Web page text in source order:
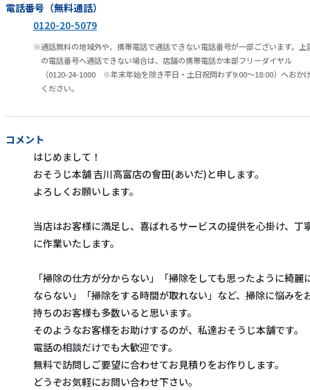
電話番号（無料通話）
0120-20-5079
通話無料の地域外や、携帯電話で通話できない電話番号が一部ございます。上
の電話番号へ通話できない場合は、店舗の携帯電話か本部フリーダイヤル
（0120-24-1000 ※年末年始を除き平日・土日祝問わず9:00～18:00）へおか
ください。
コメント
はじめまして！
おそうじ本舗 吉川高富店の會田(あいだ)と申します。
よろしくお願いします。
当店はお客様に満足し、喜ばれるサービスの提供を心掛け、丁
に作業いたします。
「掃除の仕方が分からない」「掃除をしても思ったように綺麗
ならない」「掃除をする時間が取れない」など、掃除に悩みを
持ちのお客様も多数いると思います。
そのようなお客様をお助けするのが、私達おそうじ本舗です。
電話の相談だけでも大歓迎です。
無料で訪問しご要望に合わせてお見積りをお作りします。
どうぞお気軽にお問い合わせ下さい。